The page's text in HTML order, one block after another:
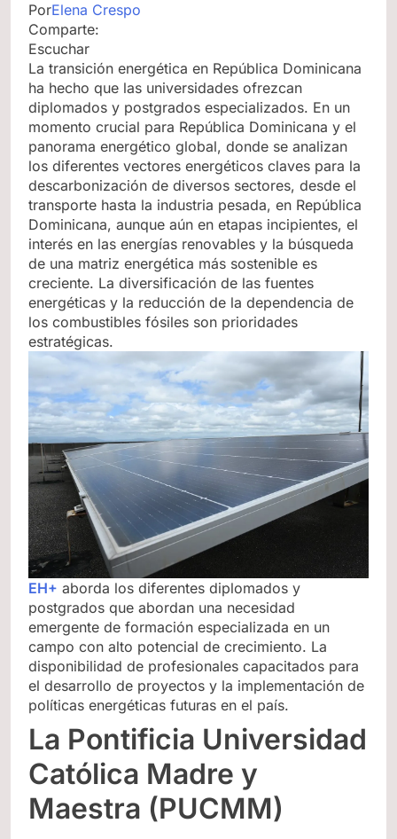
PorElena Crespo
Comparte:
Escuchar
La transición energética en República Dominicana
ha hecho que las universidades ofrezcan
diplomados y postgrados especializados. En un
momento crucial para República Dominicana y el
panorama energético global, donde se analizan
los diferentes vectores energéticos claves para la
descarbonización de diversos sectores, desde el
transporte hasta la industria pesada, en República
Dominicana, aunque aún en etapas incipientes, el
interés en las energías renovables y la búsqueda
de una matriz energética más sostenible es
creciente. La diversificación de las fuentes
energéticas y la reducción de la dependencia de
los combustibles fósiles son prioridades
estratégicas.
EH+ aborda los diferentes diplomados y
postgrados que abordan una necesidad
emergente de formación especializada en un
campo con alto potencial de crecimiento. La
disponibilidad de profesionales capacitados para
el desarrollo de proyectos y la implementación de
políticas energéticas futuras en el país.
La Pontificia Universidad
Católica Madre y
Maestra (PUCMM)